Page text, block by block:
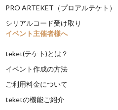
PRO ARTEKET（プロアルテケト）
シリアルコード受け取り
イベント主催者様へ
teket(テケト)とは？
イベント作成の方法
ご利用料金について
teketの機能ご紹介